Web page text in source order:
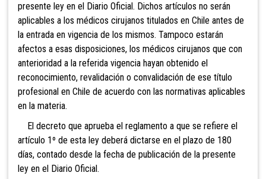
presente ley en el Diario Oficial. Dichos artículos no serán
aplicables a los médicos cirujanos titulados en Chile antes de
la entrada en vigencia de los mismos. Tampoco estarán
afectos a esas disposiciones, los médicos cirujanos que con
anterioridad a la referida vigencia hayan obtenido el
reconocimiento, revalidación o convalidación de ese título
profesional en Chile de acuerdo con las normativas aplicables
en la materia.
El decreto que aprueba el reglamento a que se refiere el
artículo 1º de esta ley deberá dictarse en el plazo de 180
días, contado desde la fecha de publicación de la presente
ley en el Diario Oficial.